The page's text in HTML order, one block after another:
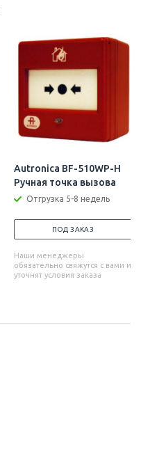
Autronica BF-510WP-Н
Ручная точка вызова
Отгрузка 5-8 недель
ПОД ЗАКАЗ
Наши менеджеры
обязательно свяжутся с вами и
уточнят условия заказа